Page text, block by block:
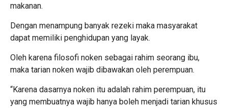
makanan.
Dengan menampung banyak rezeki maka masyarakat
dapat memiliki penghidupan yang layak.
Oleh karena filosofi noken sebagai rahim seorang ibu,
maka tarian noken wajib dibawakan oleh perempuan.
“Karena dasarnya noken itu adalah rahim perempuan, itu
yang membuatnya wajib hanya boleh menjadi tarian khusus